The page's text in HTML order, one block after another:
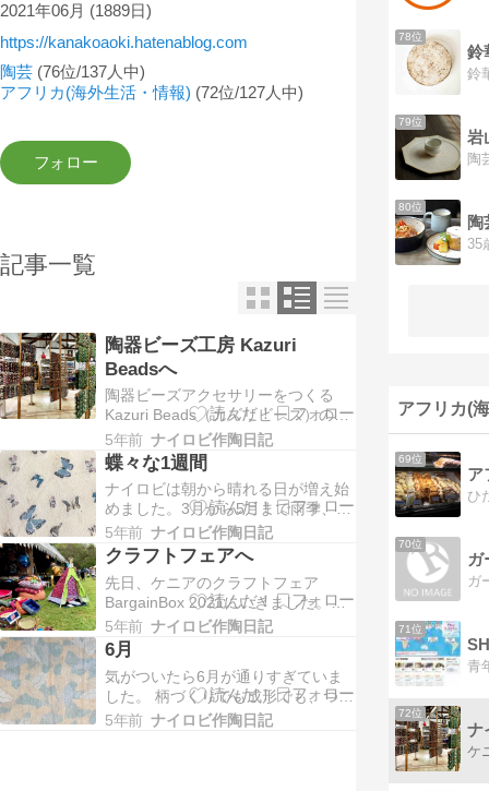
2021年06月 (1889日)
https://kanakoaoki.hatenablog.com
陶芸 (76位/137人中)
アフリカ(海外生活・情報) (72位/127人中)
記事一覧
陶器ビーズ工房 Kazuri
Beadsへ
陶器ビーズアクセサリーをつくる
Kazuri Beads（カズリビーズ）の工
房へ見学にいきました。Kazuri
Beadsは1975年にスタートした、主
にシングルマザーが作り手となって
いるフェアトレードアクセサリーブ
ランド。ナイロビ市内の大きなショ
ッピングモールの中にもショップを
構…
5年前 ナイロビ作陶日記
蝶々な1週間
ナイロビは朝から晴れる日が増え始
めました。3月から5月まで雨季、雨
季が終わったと思ったらすぐ寒いシ
ーズンが始まり今までずーっとぐず
ぐずした天気でした。ようやくカラ
ッと晴れる時間が増えて、これから
過ごしやすい気候が始まるのだと思
うとうきうき。 今週は蝶々の生地ば
かりつくっていました…
5年前 ナイロビ作陶日記
クラフトフェアへ
先日、ケニアのクラフトフェア
BargainBox 2021にいきました。と
ーっても久しぶりのクラフトフェ
ア、にぎやかな雰囲気を原っぱの
青々とした草の匂いと一緒に深呼吸
しながら楽しみました。 アフリカ布
ティピ かわいい ミニカーが大きく
なったようなBBQグリル ほしい ブ
5年前 ナイロビ作陶日記
6月
気がついたら6月が通りすぎていま
した。 柄づくりでも成形でも、つく
り終わった直後からもっとこうすれ
5年前 ナイロビ作陶日記
78位
鈴
79位
岩
80位
アフリカ(
69位
70位
ガ
71位
72位
ナ
ケ